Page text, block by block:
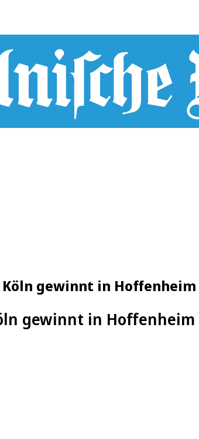
Köln gewinnt in
gewinnt in Hoffenheim